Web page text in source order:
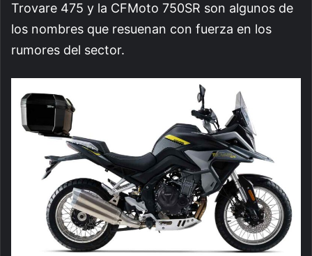
Trovare 475 y la CFMoto 750SR son algunos de
los nombres que resuenan con fuerza en los
rumores del sector.